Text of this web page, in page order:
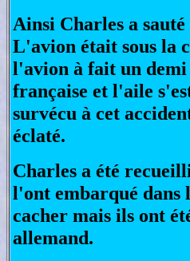
Ainsi Charles a
L'avion était sous la
l'avion à fait un demi
française et l'aile
survécu à cet
éclaté.
Charles a été
l'ont embarqué dans
cacher mais ils ont
allemand.